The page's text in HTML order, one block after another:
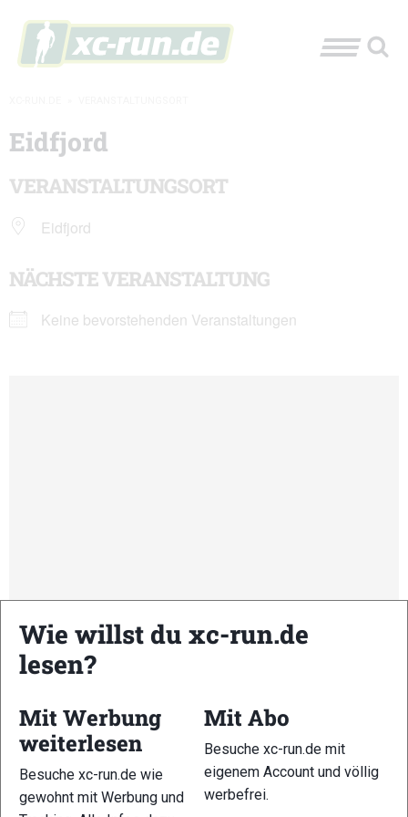
Eidfjord
VERANSTALTUNGSORT
Eidfjord
NÄCHSTE VERANSTALTUNG
Keine bevorstehenden Veranstaltungen
<li>Keine Veranstaltungen an diesem Ort</li>
Schreibe einen Kommentar
Wie willst du xc-run.de
lesen?
Mit Werbung
weiterlesen
Besuche xc-run.de wie
gewohnt mit Werbung und
Mit Abo
Besuche xc-run.de mit
eigenem Account und völlig
werbefrei.